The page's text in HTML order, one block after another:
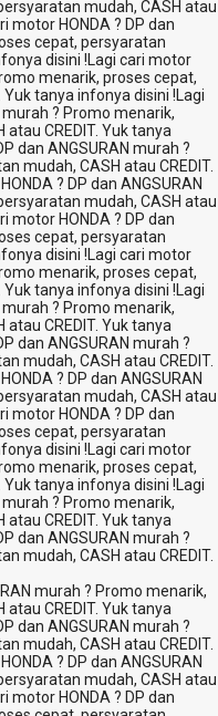
mudah, CASH atau
motor HONDA ? DP dan
cepat, persyaratan
disini ! Lagi cari motor
menarik, proses cepat,
Yuk tanya infonya disini ! Lagi
murah ? Promo menarik,
CREDIT. Yuk tanya
dan ANGSURAN murah ?
mudah, CASH atau CREDIT.
? DP dan ANGSURAN
mudah, CASH atau
motor HONDA ? DP dan
cepat, persyaratan
disini ! Lagi cari motor
menarik, proses cepat,
Yuk tanya infonya disini ! Lagi
murah ? Promo menarik,
CREDIT. Yuk tanya
dan ANGSURAN murah ?
mudah, CASH atau CREDIT.
? DP dan ANGSURAN
mudah, CASH atau
motor HONDA ? DP dan
cepat, persyaratan
disini ! Lagi cari motor
menarik, proses cepat,
Yuk tanya infonya disini ! Lagi
murah ? Promo menarik,
CREDIT. Yuk tanya
dan ANGSURAN murah ?
mudah, CASH atau CREDIT.
murah ? Promo menarik,
CREDIT. Yuk tanya
dan ANGSURAN murah ?
mudah, CASH atau CREDIT.
? DP dan ANGSURAN
mudah, CASH atau
motor HONDA ? DP dan